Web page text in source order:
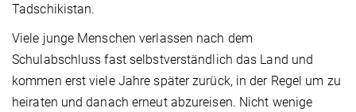
Tadschikistan.
Viele junge Menschen verlassen nach dem
Schulabschluss fast selbstverständlich das Land und
kommen erst viele Jahre später zurück, in der Regel um zu
heiraten und danach erneut abzureisen. Nicht wenige